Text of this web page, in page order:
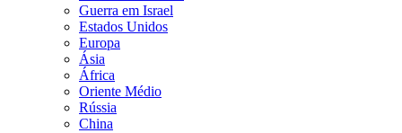
Guerra em Israel
Estados Unidos
Europa
Ásia
África
Oriente Médio
Rússia
China